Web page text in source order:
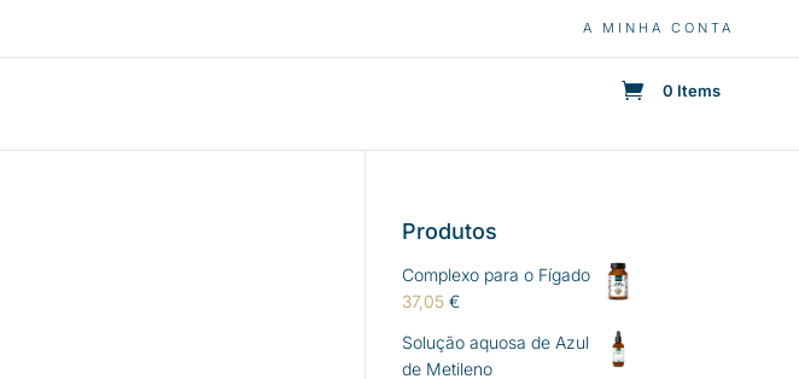
A MINHA CONTA
0 Items
Produtos
Complexo para o Fígado
37,05€
Solução aquosa de Azul
de Metileno